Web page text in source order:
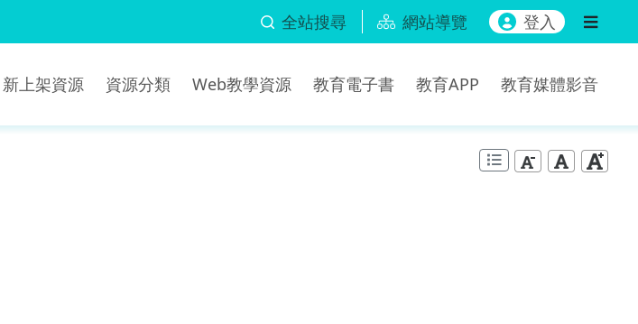
全站搜尋 網站導覽 登入
新上架資源 資源分類 Web教學資源 教育電子書 教育APP 教育媒體影音